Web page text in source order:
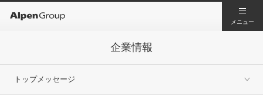
メニュー
企業情報
トップメッセージ